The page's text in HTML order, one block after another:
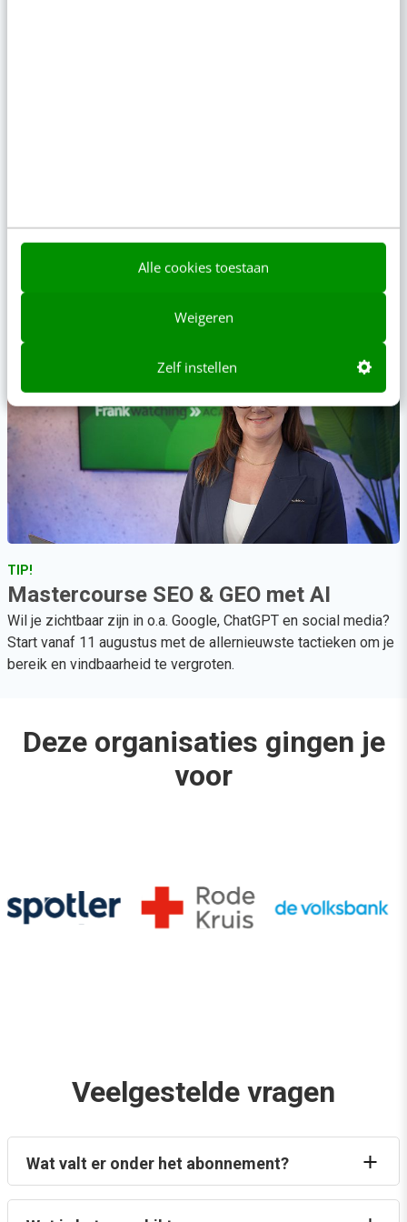
Alle cookies toestaan
Weigeren
Zelf instellen
Abonnement Video Academy
TIP!
Mastercourse SEO & GEO met AI
Wil je zichtbaar zijn in o.a. Google, ChatGPT en social media?
Start vanaf 11 augustus met de allernieuwste tactieken om je
bereik en vindbaarheid te vergroten.
Deze organisaties gingen je
voor
Veelgestelde vragen
Wat valt er onder het abonnement?